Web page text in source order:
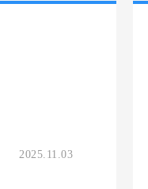
2025.11.03